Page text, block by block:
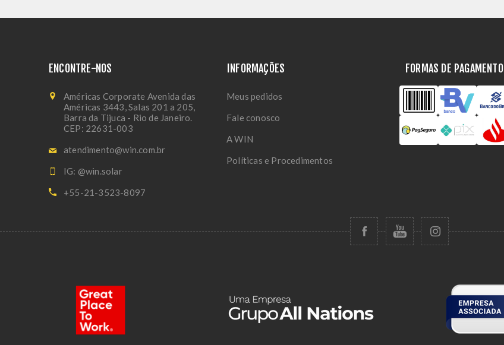
ENCONTRE-NOS
Américas Corporate Avenida das
Américas 3443, Salas 201 a 205,
Barra da Tijuca - Rio de Janeiro.
CEP: 22631-003
atendimento@win.com.br
IG: @win.solar
+55-21-3523-8097
INFORMAÇÕES
Meus pedidos
Fale conosco
A WIN
Políticas e Procedimentos
FORMAS DE PAGAMENTO